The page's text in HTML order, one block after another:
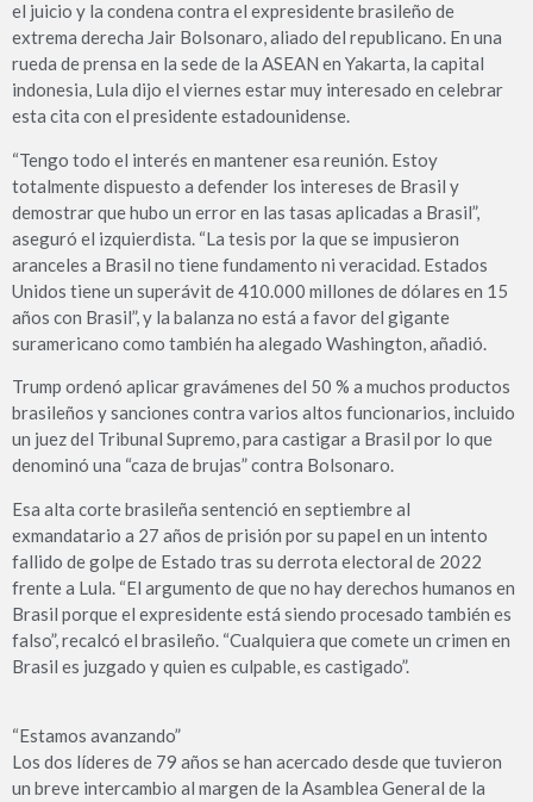
el juicio y la condena contra el expresidente brasileño de
extrema derecha Jair Bolsonaro, aliado del republicano. En una
rueda de prensa en la sede de la ASEAN en Yakarta, la capital
indonesia, Lula dijo el viernes estar muy interesado en celebrar
esta cita con el presidente estadounidense.
“Tengo todo el interés en mantener esa reunión. Estoy
totalmente dispuesto a defender los intereses de Brasil y
demostrar que hubo un error en las tasas aplicadas a Brasil”,
aseguró el izquierdista. “La tesis por la que se impusieron
aranceles a Brasil no tiene fundamento ni veracidad. Estados
Unidos tiene un superávit de 410.000 millones de dólares en 15
años con Brasil”, y la balanza no está a favor del gigante
suramericano como también ha alegado Washington, añadió.
Trump ordenó aplicar gravámenes del 50 % a muchos productos
brasileños y sanciones contra varios altos funcionarios, incluido
un juez del Tribunal Supremo, para castigar a Brasil por lo que
denominó una “caza de brujas” contra Bolsonaro.
Esa alta corte brasileña sentenció en septiembre al
exmandatario a 27 años de prisión por su papel en un intento
fallido de golpe de Estado tras su derrota electoral de 2022
frente a Lula. “El argumento de que no hay derechos humanos en
Brasil porque el expresidente está siendo procesado también es
falso”, recalcó el brasileño. “Cualquiera que comete un crimen en
Brasil es juzgado y quien es culpable, es castigado”.
“Estamos avanzando”
Los dos líderes de 79 años se han acercado desde que tuvieron
un breve intercambio al margen de la Asamblea General de la